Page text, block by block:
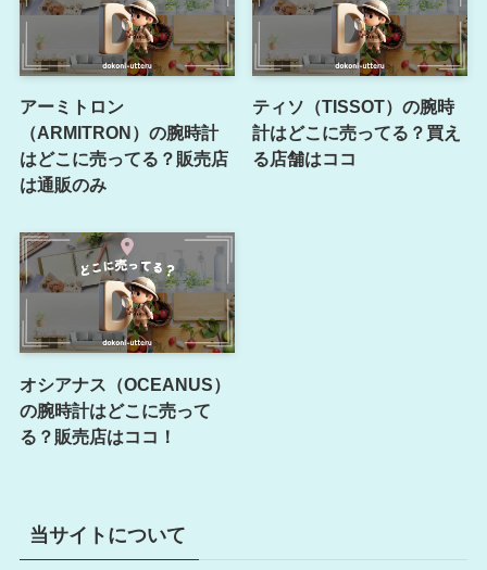
アーミトロン
（ARMITRON）の腕時計
はどこに売ってる？販売店
は通販のみ
ティソ（TISSOT）の腕時
計はどこに売ってる？買え
る店舗はココ
オシアナス（OCEANUS）
の腕時計はどこに売って
る？販売店はココ！
当サイトについて